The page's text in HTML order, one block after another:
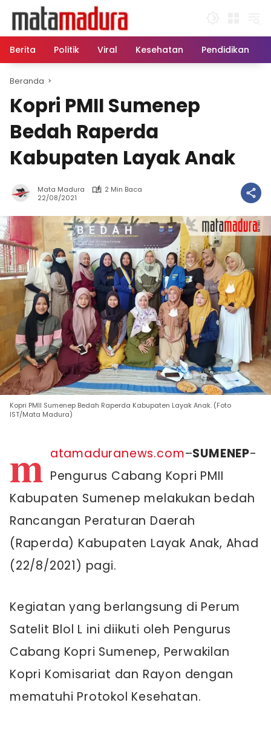
konten
Berita
Politik Viral Kesehatan Pendidikan
Beranda
Kopri PMII Sumenep
Bedah Raperda
Kabupaten Layak Anak
Mata Madura
2 Min Baca
22/08/2021
Kopri PMII Sumenep Bedah Raperda Kabupaten Layak Anak. (Foto
IST/Mata Madura)
m atamaduranews.com–SUMENEP-
Pengurus Cabang Kopri PMII
Kabupaten Sumenep melakukan bedah
Rancangan Peraturan Daerah
(Raperda) Kabupaten Layak Anak, Ahad
(22/8/2021) pagi.
Kegiatan yang berlangsung di Perum
Satelit Blol L ini diikuti oleh Pengurus
Cabang Kopri Sumenep, Perwakilan
Kopri Komisariat dan Rayon dengan
mematuhi Protokol Kesehatan.